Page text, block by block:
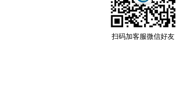
扫码加客服微信好友